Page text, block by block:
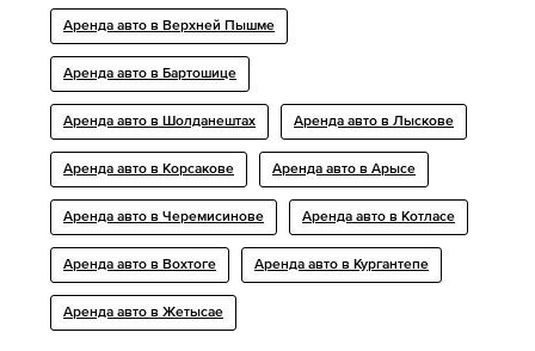
Аренда авто в Верхней Пышме
Аренда авто в Бартошице
Аренда авто в Шолданештах Аренда авто в Лыскове
Аренда авто в Корсакове Аренда авто в Арысе
Аренда авто в Черемисинове Аренда авто в Котласе
Аренда авто в Вохтоге Аренда авто в Кургантепе
Аренда авто в Жетысае